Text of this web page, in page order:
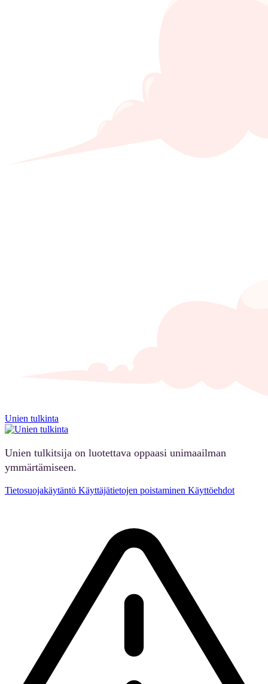
Unien tulkinta
Unien tulkitsija on luotettava oppaasi unimaailman
ymmärtämiseen.
Tietosuojakäytäntö Käyttäjätietojen poistaminen Käyttöehdot